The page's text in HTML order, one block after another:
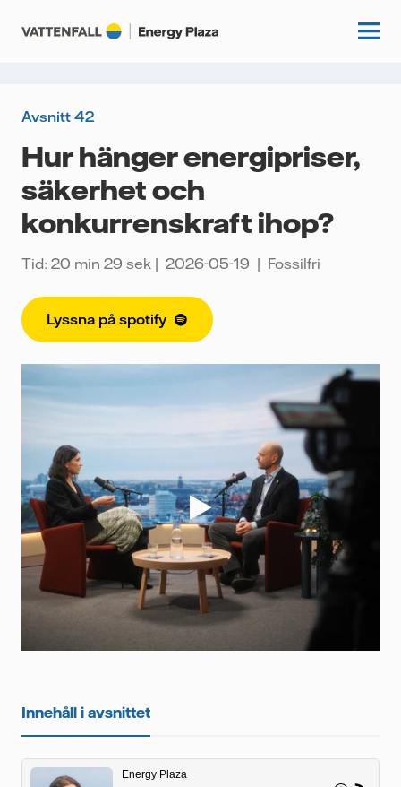
Kunskapshubb
Fördjupning
Guider
Artiklar
Krönikor
Kundcase
Videor
Podcasts
Om oss
Avsnitt 42
Hur hänger energipriser,
säkerhet och
konkurrenskraft ihop?
Tid: 20 min 29 sek 2026-05-19 Fossilfri
Lyssna på spotify
Innehåll i avsnittet